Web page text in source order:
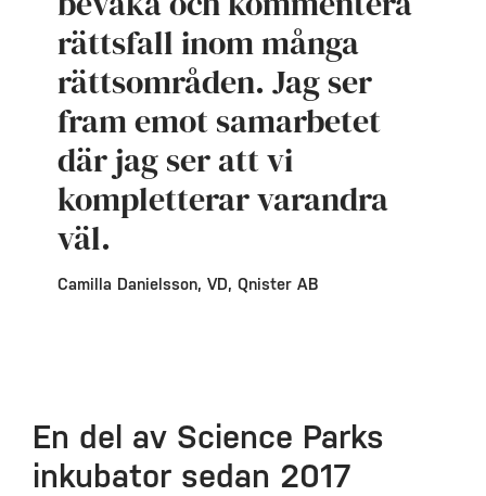
rättsfall inom många
rättsområden. Jag ser
fram emot samarbetet
där jag ser att vi
kompletterar varandra
väl.
Camilla Danielsson, VD, Qnister AB
En del av Science Parks
inkubator sedan 2017